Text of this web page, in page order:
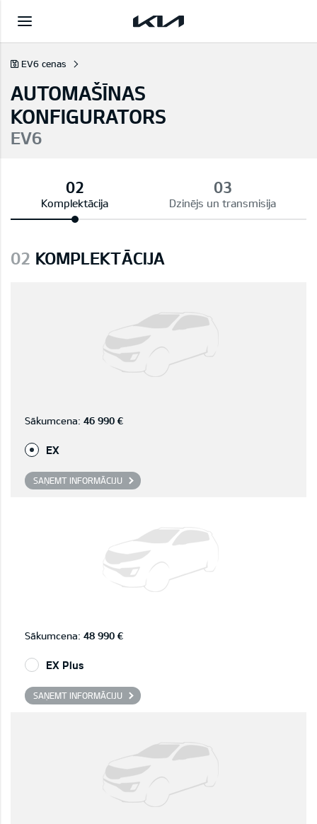
EV6 cenas
AUTOMAŠĪNAS
KONFIGURATORS
EV6
Komplektācija Dzinējs un transmisija
02 KOMPLEKTĀCIJA
Sākumcena: 46 990 €
EX
SAŅEMT INFORMĀCIJU
Sākumcena: 48 990 €
EX Plus
SAŅEMT INFORMĀCIJU